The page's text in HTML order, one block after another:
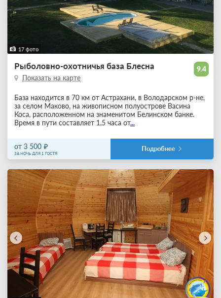
17 фото
9.4
Рыболовно-охотничья база Блесна
Показать на карте
База находится в 70 км от Астрахани, в Володарском р-не,
за селом Маково, на живописном полуострове Васина
Коса, расположенном на знаменитом Белинском банке.
Время в пути составляет 1,5 часа от...
от 3 500
ЗА НОЧЬ ДЛЯ 1 ГОСТЯ
Подробнее